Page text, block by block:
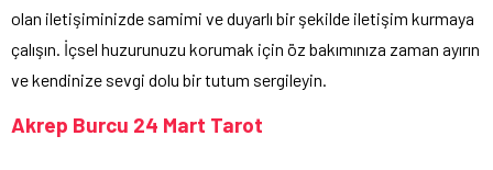
olan iletişiminizde samimi ve duyarlı bir şekilde iletişim kurmaya
çalışın. İçsel huzurunuzu korumak için öz bakımınıza zaman ayırın
ve kendinize sevgi dolu bir tutum sergileyin.
Akrep Burcu 24 Mart Tarot